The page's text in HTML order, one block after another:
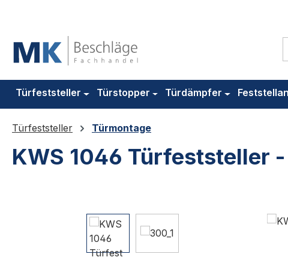
Türfeststeller Türstopper Türdämpfer
Türfeststeller Türmontage
KWS 1046 Türfeststeller